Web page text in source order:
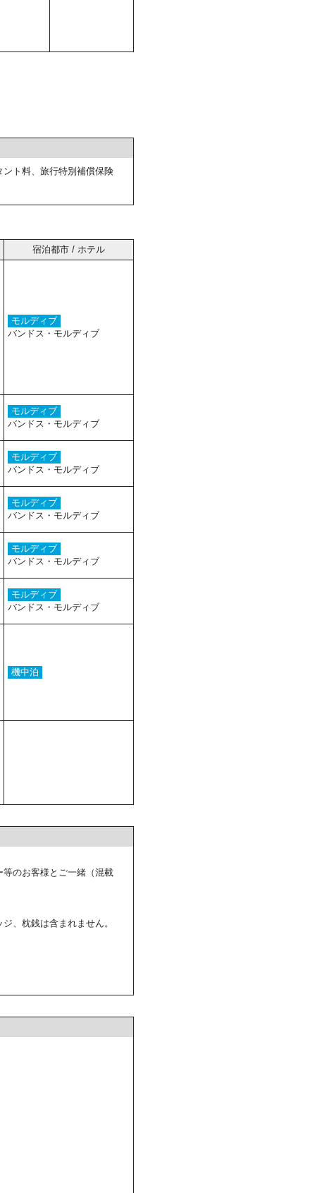
ト料、旅行特別補償保険
宿泊都市 / ホテル
モルディブ
バンドス・モルディブ
モルディブ
バンドス・モルディブ
モルディブ
バンドス・モルディブ
モルディブ
バンドス・モルディブ
モルディブ
バンドス・モルディブ
モルディブ
バンドス・モルディブ
機中泊
等のお客様とご一緒（混載
、枕銭は含まれません。